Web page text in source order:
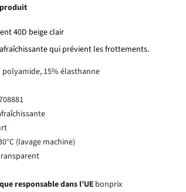
40D beige clair
qui prévient les frottements.
polyamide, 15% élasthanne
(lavage machine)
responsable dans l’UE bonprix